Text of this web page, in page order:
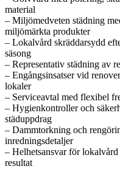
material
– Miljömedveten städning
miljömärkta produkter
– Lokalvård skräddarsydd
säsong
– Representativ städning av
– Engångsinsatser vid
lokaler
– Serviceavtal med flexibel
– Hygienkontroller och
städuppdrag
– Dammtorkning och
inredningsdetaljer
– Helhetsansvar för
resultat